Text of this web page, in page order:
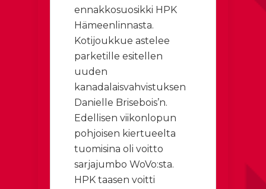
ennakkosuosikki HPK
Hämeenlinnasta.
Kotijoukkue astelee
parketille esitellen
uuden
kanadalaisvahvistuksen
Danielle Brisebois’n.
Edellisen viikonlopun
pohjoisen kiertueelta
tuomisina oli voitto
sarjajumbo WoVo:sta.
HPK taasen voitti